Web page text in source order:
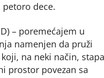
dece.
– poremećajem u
namenjen da pruži
na neki način,
prostor povezan sa